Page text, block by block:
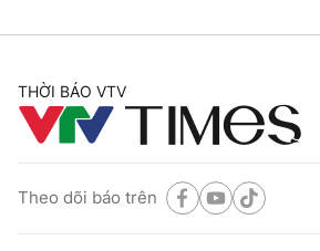
THỜI BÁO VTV
Theo dõi báo trên